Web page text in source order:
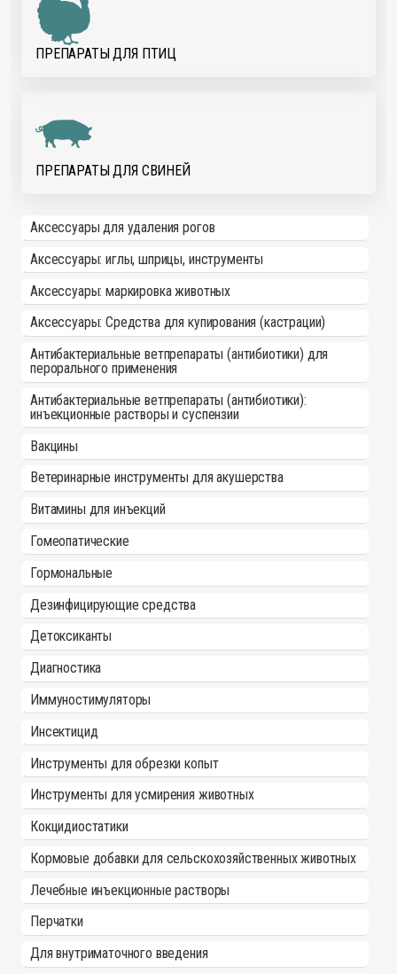
ПРЕПАРАТЫ ДЛЯ ПТИЦ
ПРЕПАРАТЫ ДЛЯ СВИНЕЙ
Аксессуары для удаления рогов
Аксессуары: иглы, шприцы, инструменты
Аксессуары: маркировка животных
Аксессуары: Средства для купирования (кастрации)
Антибактериальные ветпрепараты (антибиотики) для
перорального применения
Антибактериальные ветпрепараты (антибиотики):
инъекционные растворы и суспензии
Вакцины
Ветеринарные инструменты для акушерства
Витамины для инъекций
Гомеопатические
Гормональные
Дезинфицирующие средства
Детоксиканты
Диагностика
Иммуностимуляторы
Инсектицид
Инструменты для обрезки копыт
Инструменты для усмирения животных
Кокцидиостатики
Кормовые добавки для сельскохозяйственных животных
Лечебные инъекционные растворы
Перчатки
Для внутриматочного введения